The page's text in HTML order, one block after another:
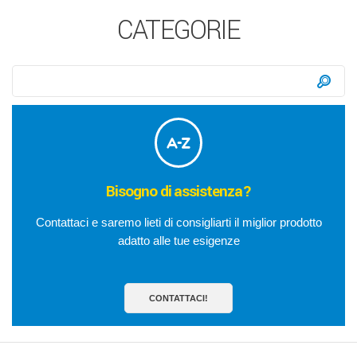
CATEGORIE
Bisogno di assistenza?
Contattaci e saremo lieti di consigliarti il miglior prodotto
adatto alle tue esigenze
CONTATTACI!